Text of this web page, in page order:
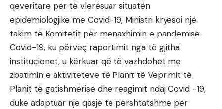
qeveritare për të vlerësuar situatën
epidemiologjike me Covid-19, Ministri kryesoi një
takim të Komitetit për menaxhimin e pandemisë
Covid-19, ku përveç raportimit nga të gjitha
institucionet, u kërkuar që të vazhdohet me
zbatimin e aktiviteteve të Planit të Veprimit të
Planit të gatishmërisë dhe reagimit ndaj Covid -19,
duke adaptuar një qasje të përshtatshme për